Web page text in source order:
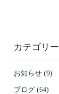
カテゴリー
お知らせ (9)
ブログ (64)